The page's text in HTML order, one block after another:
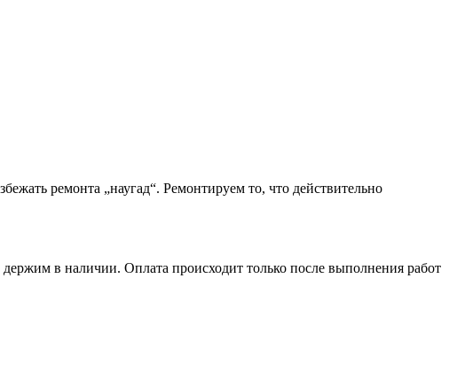
ремонта „наугад“. Ремонтируем то, что действительно
в наличии. Оплата происходит только после выполнения работ